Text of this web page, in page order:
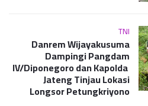
TNI
Danrem Wijayakusuma
Dampingi Pangdam
IV/Diponegoro dan Kapolda
Jateng Tinjau Lokasi
Longsor Petungkriyono